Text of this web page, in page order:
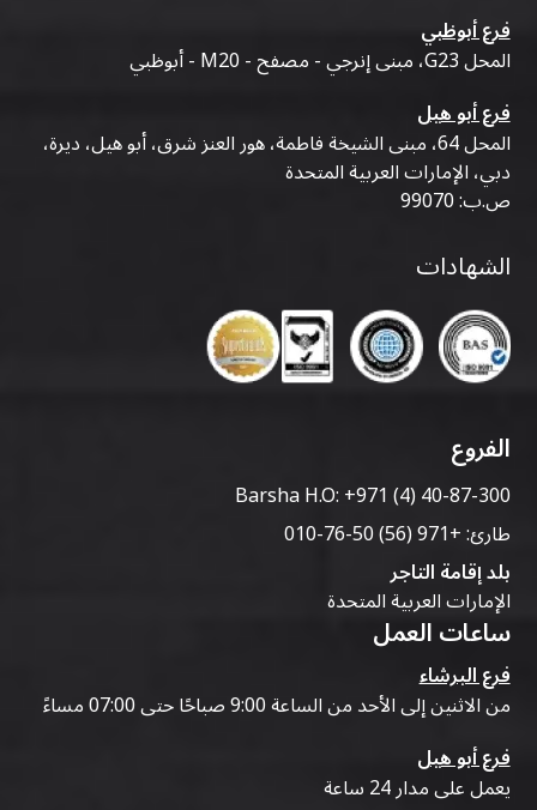
فرع أبوظبي
المحل G23، مبنى إنرجي - مصفح - M20 - أبوظبي
فرع أبو هيل
المحل 64، مبنى الشيخة فاطمة، هور العنز شرق، أبو هيل، ديرة،
دبي، الإمارات العربية المتحدة
ص.ب: 99070
الشهادات
الفروع
Barsha H.O:+971 (4) 40-87-300
طارئ:+971 (56) 50-76-010
بلد إقامة التاجر
الإمارات العربية المتحدة
ساعات العمل
فرع البرشاء
من الاثنين إلى الأحد من الساعة 9:00 صباحًا حتى 07:00 مساءً
فرع أبو هيل
يعمل على مدار 24 ساعة